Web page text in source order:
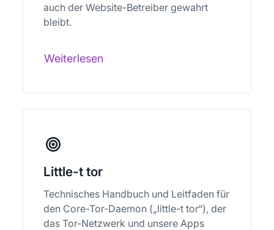
auch der Website-Betreiber gewahrt
bleibt.
Weiterlesen
Little-t tor
Technisches Handbuch und Leitfaden für
den Core-Tor-Daemon („little-t tor“), der
das Tor-Netzwerk und unsere Apps